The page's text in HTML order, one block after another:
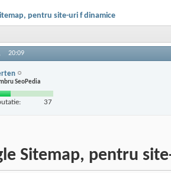
pentru site-uri f dinamice
20:09
SeoPedia
37
Sitemap, pentru